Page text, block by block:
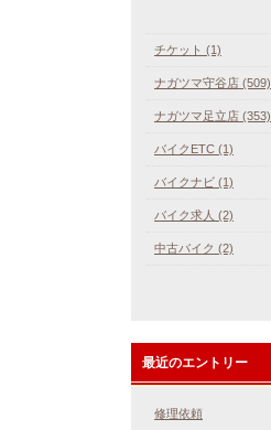
チケット (1)
ナガツマ守谷店 (509)
ナガツマ足立店 (353)
バイクETC (1)
バイクナビ (1)
バイク求人 (2)
中古バイク (2)
最近のエントリー
修理依頼